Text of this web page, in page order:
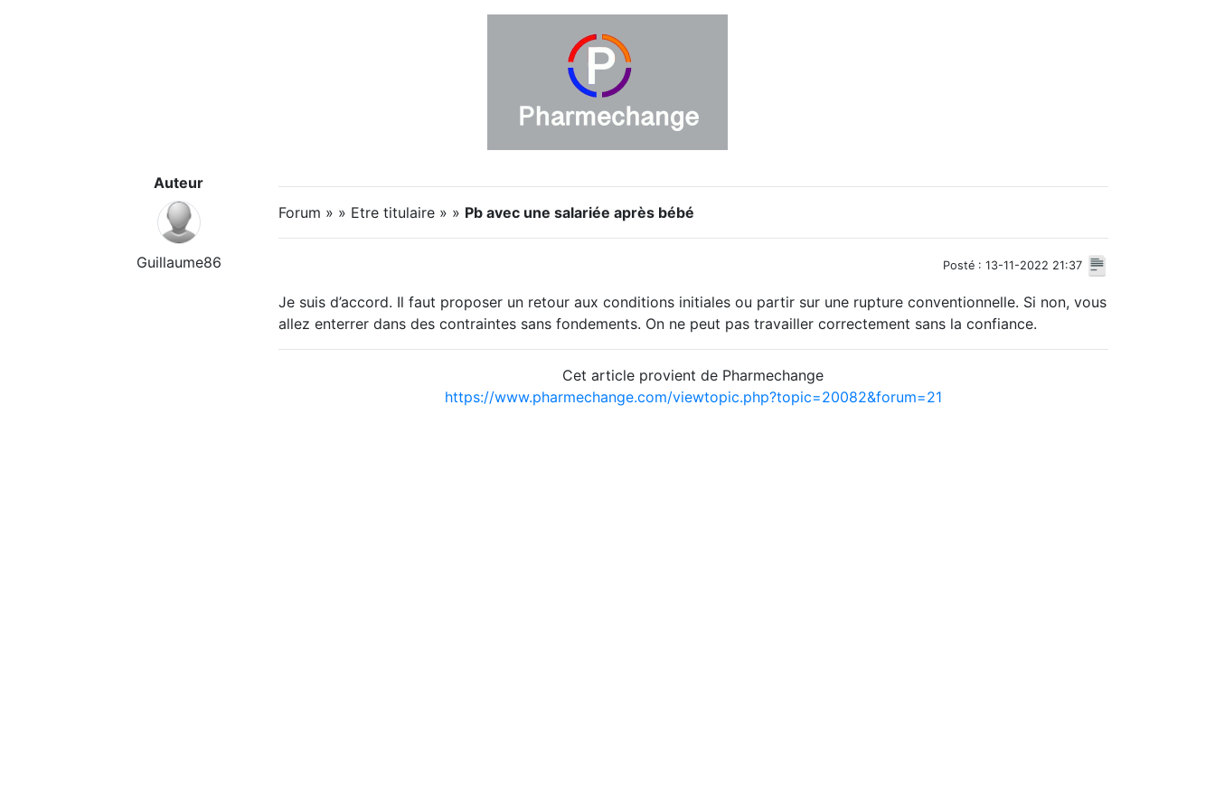
Auteur
Guillaume86
Forum » » Etre titulaire » » Pb avec une salariée après bébé
Posté : 13-11-2022 21:37
Je suis d’accord. Il faut proposer un retour aux conditions initiales ou partir sur une rupture conventionnelle. Si non, vous
allez enterrer dans des contraintes sans fondements. On ne peut pas travailler correctement sans la confiance.
Cet article provient de Pharmechange
https://www.pharmechange.com/viewtopic.php?topic=20082&forum=21